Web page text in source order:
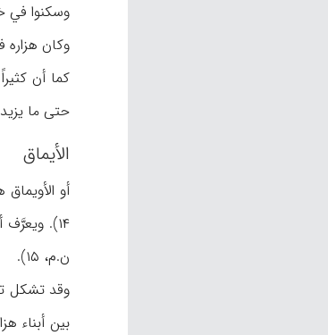
وسكنوا في خراسان
وكان هزاره
حتى ما يزيد
الأيماق
أو
۱۴).
ن.م، ۱۵).